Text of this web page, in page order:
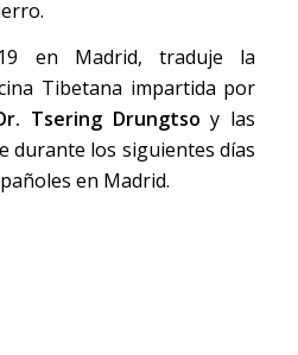
en Madrid, traduje la
Tibetana impartida por
Tsering Drungtso y las
durante los siguientes días
en Madrid.